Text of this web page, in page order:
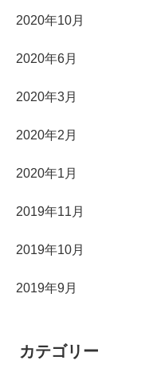
2020年10月
2020年6月
2020年3月
2020年2月
2020年1月
2019年11月
2019年10月
2019年9月
カテゴリー